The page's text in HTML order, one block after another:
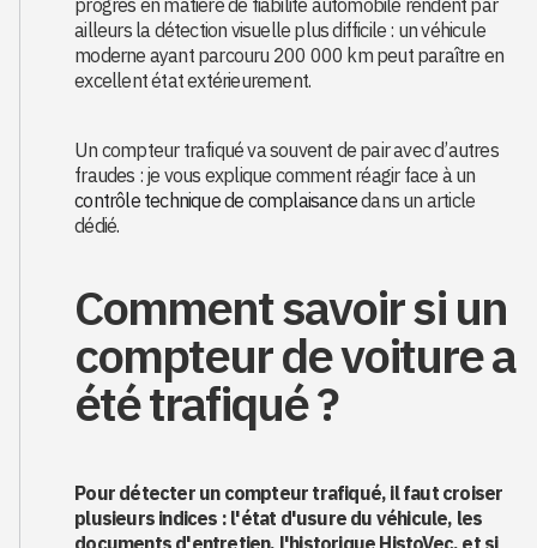
progrès en matière de fiabilité automobile rendent par
ailleurs la détection visuelle plus difficile : un véhicule
moderne ayant parcouru 200 000 km peut paraître en
excellent état extérieurement.
Un compteur trafiqué va souvent de pair avec d’autres
fraudes : je vous explique comment réagir face à un
contrôle technique de complaisancedans un article
dédié.
Comment savoir si un
compteur de voiture a
été trafiqué ?
Pour détecter un compteur trafiqué, il faut croiser
plusieurs indices : l'état d'usure du véhicule, les
documents d'entretien, l'historique HistoVec, et si